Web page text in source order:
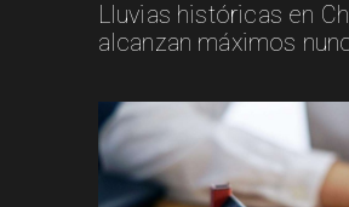
Lluvias históricas en
alcanzan máximos